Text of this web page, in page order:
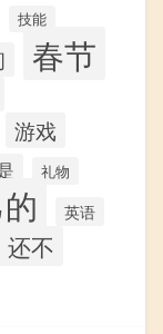
技能
春节
游戏
礼物
英语
还不